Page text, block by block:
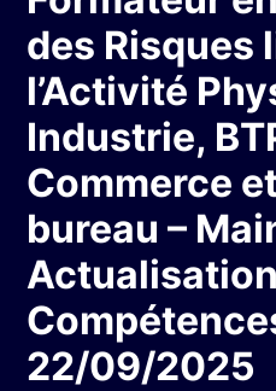
des Risques
l’Activité
Industrie,
Commerce
bureau –
22/09/2025